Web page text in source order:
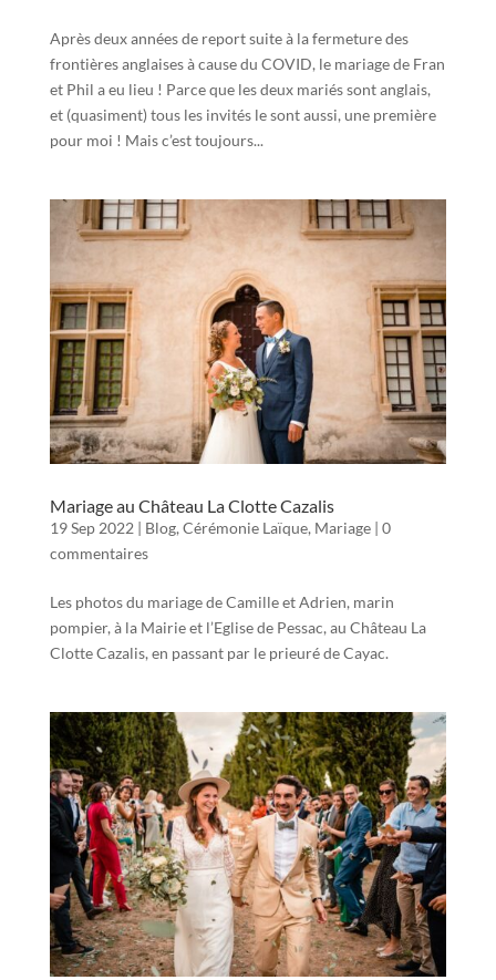
Après deux années de report suite à la fermeture des
frontières anglaises à cause du COVID, le mariage de Fran
et Phil a eu lieu ! Parce que les deux mariés sont anglais,
et (quasiment) tous les invités le sont aussi, une première
pour moi ! Mais c’est toujours...
Mariage au Château La Clotte Cazalis
19 Sep 2022 | Blog, Cérémonie Laïque, Mariage| 0
commentaires
Les photos du mariage de Camille et Adrien, marin
pompier, à la Mairie et l’Eglise de Pessac, au Château La
Clotte Cazalis, en passant par le prieuré de Cayac.